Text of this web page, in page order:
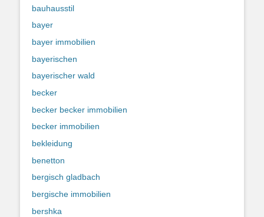
bauhausstil
bayer
bayer immobilien
bayerischen
bayerischer wald
becker
becker becker immobilien
becker immobilien
bekleidung
benetton
bergisch gladbach
bergische immobilien
bershka